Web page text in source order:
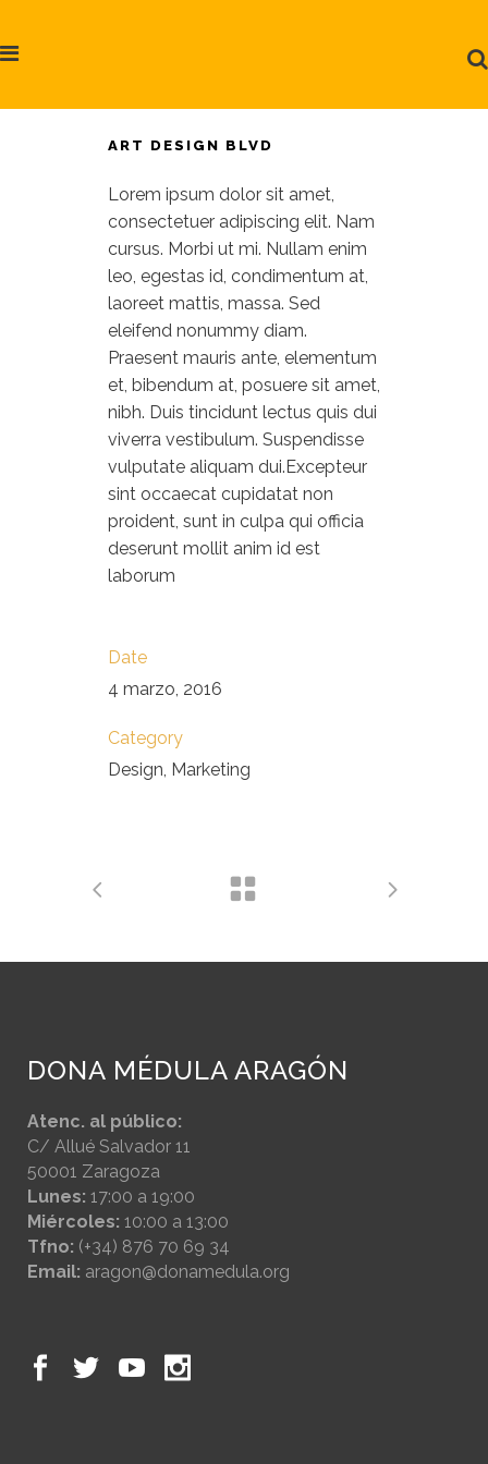
ART DESIGN BLVD
Lorem ipsum dolor sit amet,
consectetuer adipiscing elit. Nam
cursus. Morbi ut mi. Nullam enim
leo, egestas id, condimentum at,
laoreet mattis, massa. Sed
eleifend nonummy diam.
Praesent mauris ante, elementum
et, bibendum at, posuere sit amet,
nibh. Duis tincidunt lectus quis dui
viverra vestibulum. Suspendisse
vulputate aliquam dui.Excepteur
sint occaecat cupidatat non
proident, sunt in culpa qui officia
deserunt mollit anim id est
laborum
Date
4 marzo, 2016
Category
Design, Marketing
DONA MÉDULA ARAGÓN
Atenc. al público:
C/ Allué Salvador 11
50001 Zaragoza
Lunes: 17:00 a 19:00
Miércoles: 10:00 a 13:00
Tfno: (+34) 876 70 69 34
Email: aragon@donamedula.org